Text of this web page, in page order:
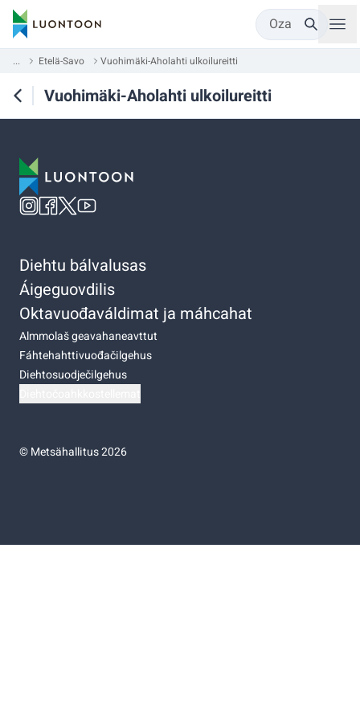
Oza
... Etelä-Savo Vuohimäki-Aholahti ulkoilureitti
Vuohimäki-Aholahti ulkoilureitti
Diehtu bálvalusas
Áigeguovdilis
Oktavuođaváldimat ja máhcahat
Almmolaš geavahaneavttut
Fáhtehahttivuođačilgehus
Diehtosuodječilgehus
©Metsähallitus 2026